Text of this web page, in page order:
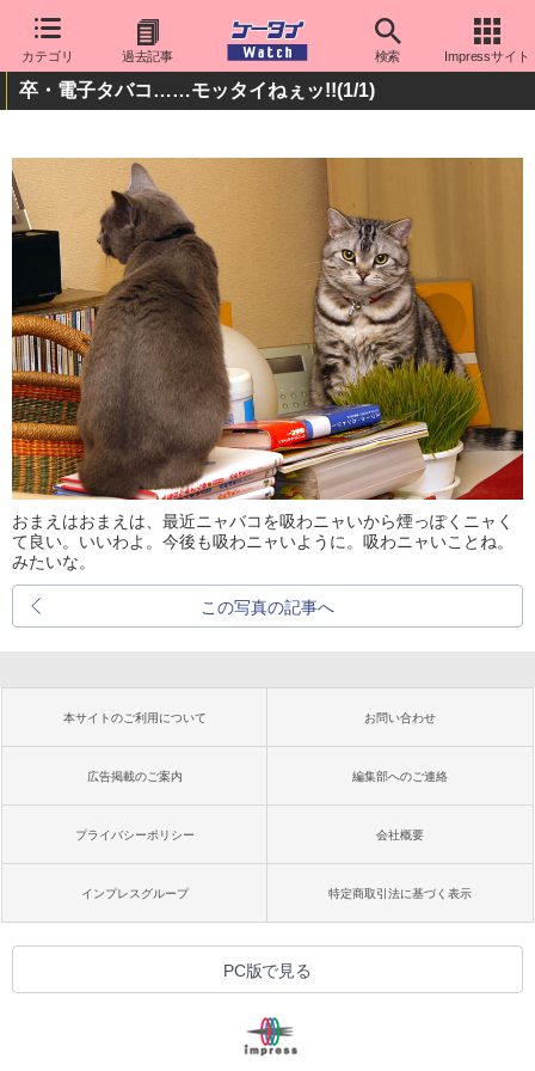
カテゴリ 過去記事 検索 Impressサイト
卒・電子タバコ……モッタイねぇッ!!(1/1)
おまえはおまえは、最近ニャバコを吸わニャいから煙っぽくニャく
て良い。いいわよ。今後も吸わニャいように。吸わニャいことね。
みたいな。
この写真の記事へ
本サイトのご利用について お問い合わせ
広告掲載のご案内 編集部へのご連絡
プライバシーポリシー 会社概要
インプレスグループ 特定商取引法に基づく表示
PC版で見る